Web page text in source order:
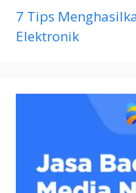
7 Tips
Elektronik